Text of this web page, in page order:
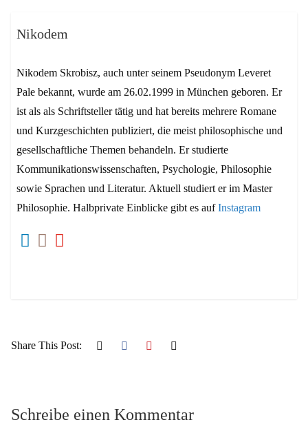
Nikodem
Nikodem Skrobisz, auch unter seinem Pseudonym Leveret
Pale bekannt, wurde am 26.02.1999 in München geboren. Er
ist als als Schriftsteller tätig und hat bereits mehrere Romane
und Kurzgeschichten publiziert, die meist philosophische und
gesellschaftliche Themen behandeln. Er studierte
Kommunikationswissenschaften, Psychologie, Philosophie
sowie Sprachen und Literatur. Aktuell studiert er im Master
Philosophie. Halbprivate Einblicke gibt es aufInstagram
Share This Post:
Schreibe einen Kommentar